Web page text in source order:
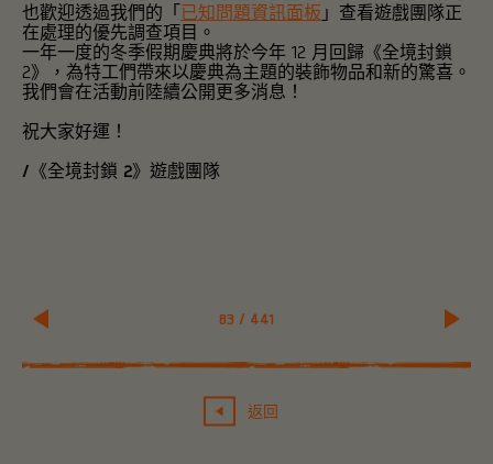
83 / 441
返回
也歡迎透過我們的「 已知問題資訊面板 」查看遊戲團隊正
在處理的優先調查項目。
一年一度的冬季假期慶典將於今年 12 月回歸《全境封鎖
2》，為特工們帶來以慶典為主題的裝飾物品和新的驚喜。
我們會在活動前陸續公開更多消息！
祝大家好運！
/《全境封鎖 2》遊戲團隊